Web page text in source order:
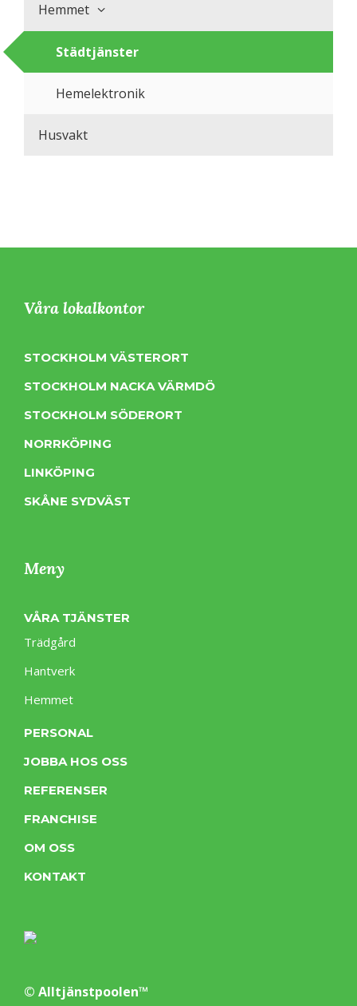
Hemmet
Städtjänster
Hemelektronik
Husvakt
Våra lokalkontor
STOCKHOLM VÄSTERORT
STOCKHOLM NACKA VÄRMDÖ
STOCKHOLM SÖDERORT
NORRKÖPING
LINKÖPING
SKÅNE SYDVÄST
Meny
VÅRA TJÄNSTER
Trädgård
Hantverk
Hemmet
PERSONAL
JOBBA HOS OSS
REFERENSER
FRANCHISE
OM OSS
KONTAKT
© Alltjänstpoolen™